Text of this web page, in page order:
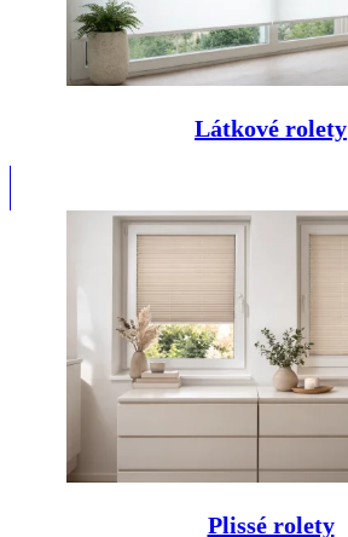
Látkové rolety
Plissé rolety